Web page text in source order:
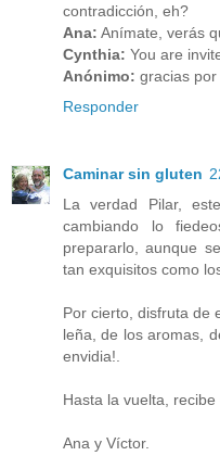
contradicción, eh?
Ana: Anímate, verás
Cynthia: You are
Anónimo: gracias por
Responder
Caminar sin gluten
La verdad Pilar,
cambiando lo
prepararlo, aunque
tan exquisitos como
Por cierto, disfruta de
leña, de los aromas,
envidia!.
Hasta la vuelta,
Ana y Víctor.